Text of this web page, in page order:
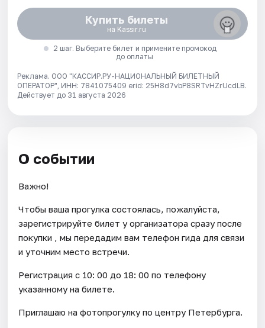
Купить билеты
на Kassir.ru
2 шаг. Выберите билет и примените промокод
до оплаты
Реклама. ООО "КАССИР.РУ-НАЦИОНАЛЬНЫЙ БИЛЕТНЫЙ
ОПЕРАТОР", ИНН: 7841075409 erid: 25H8d7vbP8SRTvHZrUcdLB.
Действует до 31 августа 2026
О событии
Важно!
Чтобы ваша прогулка состоялась, пожалуйста,
зарегистрируйте билет у организатора сразу после
покупки , мы передадим вам телефон гида для связи
и уточним место встречи.
Регистрация с 10: 00 до 18: 00 по телефону
указанному на билете.
Приглашаю на фотопрогулку по центру Петербурга.